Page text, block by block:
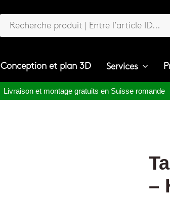
Conception et plan 3D Services
Livraison et montage gratuits en Suisse romande
–